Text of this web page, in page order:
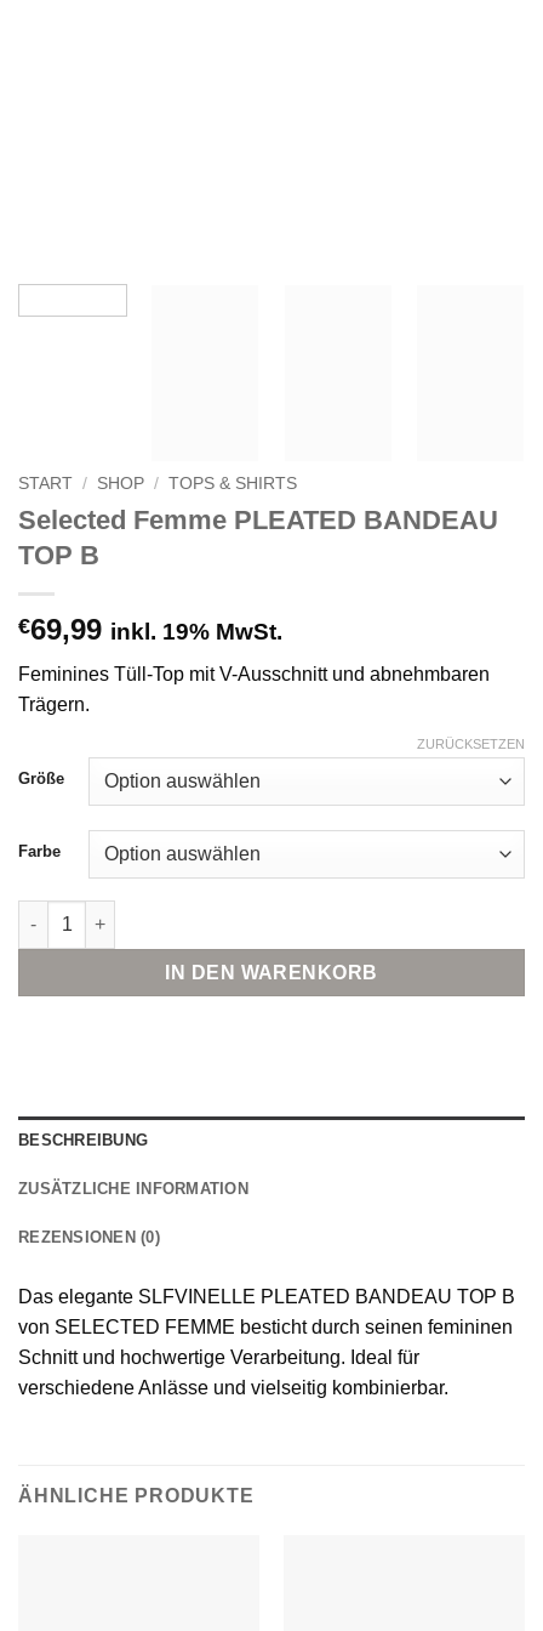
START / SHOP / TOPS & SHIRTS
Selected Femme PLEATED BANDEAU
TOP B
€69,99 inkl. 19% MwSt.
Feminines Tüll-Top mit V-Ausschnitt und abnehmbaren
Trägern.
Größe
Farbe
ZURÜCKSETZEN
Selected Femme PLEATED BANDEAU TOP B Menge
IN DEN WARENKORB
BESCHREIBUNG
ZUSÄTZLICHE INFORMATION
REZENSIONEN (0)
Das elegante SLFVINELLE PLEATED BANDEAU TOP B
von SELECTED FEMME besticht durch seinen femininen
Schnitt und hochwertige Verarbeitung. Ideal für
verschiedene Anlässe und vielseitig kombinierbar.
ÄHNLICHE PRODUKTE